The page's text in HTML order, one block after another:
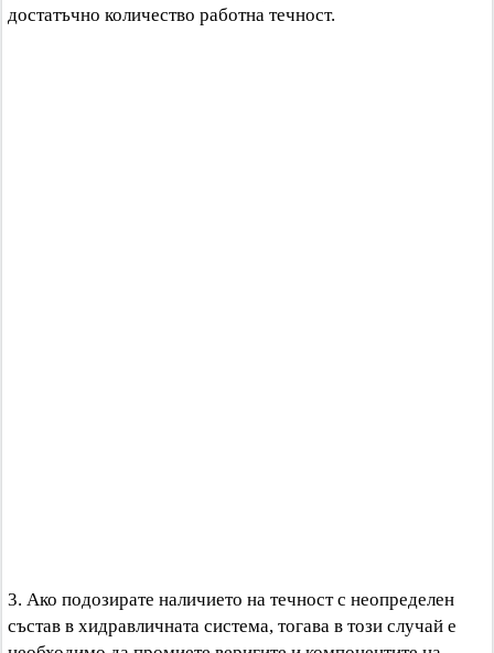
достатъчно количество работна течност.
3. Ако подозирате наличието на течност с неопределен
състав в хидравличната система, тогава в този случай е